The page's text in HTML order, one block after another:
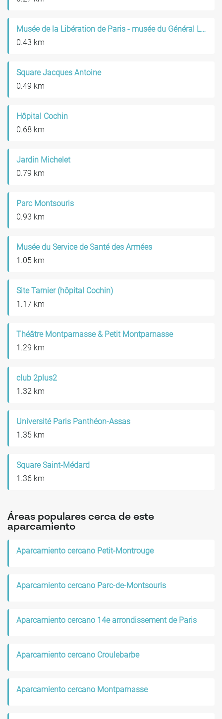
Musée de la Libération de Paris - musée du Général Leclerc - musée Jean Moulin
0.43 km
Square Jacques Antoine
0.49 km
Hôpital Cochin
0.68 km
Jardin Michelet
0.79 km
Parc Montsouris
0.93 km
Musée du Service de Santé des Armées
1.05 km
Site Tarnier (hôpital Cochin)
1.17 km
Théâtre Montparnasse & Petit Montparnasse
1.29 km
club 2plus2
1.32 km
Université Paris Panthéon-Assas
1.35 km
Square Saint-Médard
1.36 km
Áreas populares cerca de este
aparcamiento
Aparcamiento cercano Petit-Montrouge
Aparcamiento cercano Parc-de-Montsouris
Aparcamiento cercano 14e arrondissement de Paris
Aparcamiento cercano Croulebarbe
Aparcamiento cercano Montparnasse